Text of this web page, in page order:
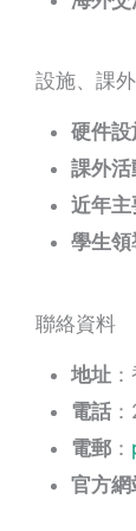
設施、課
硬件設
課外
近年
學生
聯絡資料
地址
電話
電郵 ：
官方網